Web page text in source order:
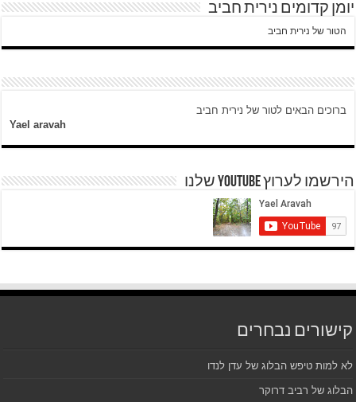
יומן קדומים נירית חביב
הטור של נירית חביב
ברוכים הבאים לטור של נירית חביב
Yael aravah
הירשמו לערוץ YOUTUBE שלנו
קישורים נבחרים
לא למות טיפש הבלוג של עדן לנדו
הבלוג של רביב דרוקר